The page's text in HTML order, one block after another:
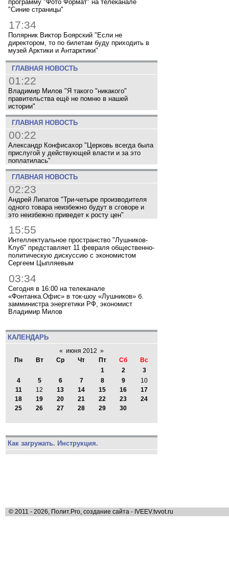
программу "Фото Формат" на телеканале
"Синие страницы"
17:34
Полярник Виктор Боярский "Если не
директором, то по билетам буду приходить в
музей Арктики и Антарктики"
ГЛАВНАЯ НОВОСТЬ
01:22
Владимир Милов "Я такого "никакого"
правительства ещё не помню в нашей
истории"
ГЛАВНАЯ НОВОСТЬ
00:22
Александр Конфисахор "Церковь всегда была
прислугой у действующей власти и за это
поплатилась"
ГЛАВНАЯ НОВОСТЬ
02:23
Андрей Липатов "Три-четыре производителя
одного товара неизбежно будут в сговоре и
это неизбежно приведет к росту цен"
15:55
Интеллектуальное пространство "Лушников-
Клуб" представляет 11 февраля общественно-
политическую дискуссию с экономистом
Сергеем Цыпляевым
03:34
Сегодня в 16:00 на телеканале
«Фонтанка.Офис» в ток-шоу «Лушников» б.
замминистра энергетики РФ, экономист
Владимир Милов
КАЛЕНДАРЬ
« июня 2012 »
Пн
Вт Ср Чт Пт Сб
Вс
1
2
3
4
5 6 7 8 9
10
11
12 13 14 15 16
17
18
19 20 21 22 23
24
25
26 27 28 29 30
Как загружать. Инструкция.
© 2011 - 2026, Полит.Pro, создание сайта - IVEEV.tvvot.ru